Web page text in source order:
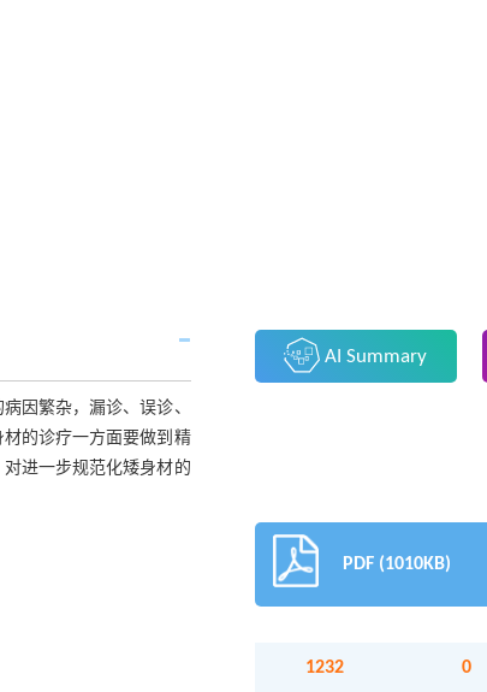
因繁杂，漏诊、误诊、
的诊疗一方面要做到精
进一步规范化矮身材的
AI Summary
PDF (1010KB)
1232 0